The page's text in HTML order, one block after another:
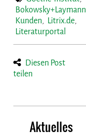
Bokowsky+Laymann
Kunden, Litrix.de,
Literaturportal
Diesen Post
teilen
Aktuelles